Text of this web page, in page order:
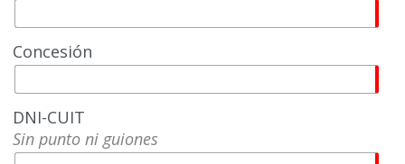
Concesión
DNI-CUIT
Sin punto ni guiones